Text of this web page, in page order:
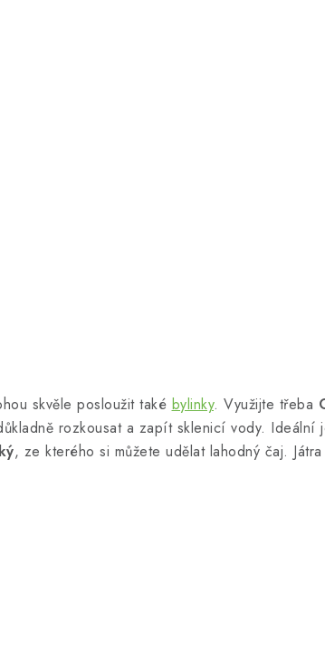
skvěle posloužit také bylinky. Využijte třeba
rozkousat a zapít sklenicí vody.
, ze kterého si můžete udělat lahodný čaj.